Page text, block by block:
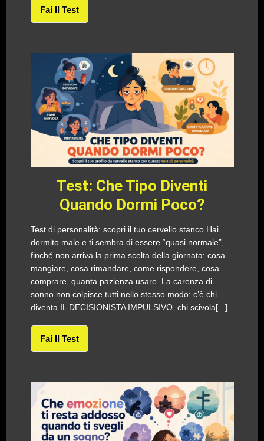
Fai Il Test
Test: Che Tipo Diventi
Quando Dormi Poco?
Test di personalità: scopri il tuo cervello stanco Hai
dormito male e ti sembra di essere “quasi normale”,
finché non arriva la prima scelta della giornata: cosa
mangiare, cosa rimandare, come rispondere, cosa
comprare, quanta pazienza usare. La carenza di
sonno non colpisce tutti nello stesso modo: c’è chi
diventa IL DECISIONISTA IMPULSIVO, chi scivola[...]
Fai Il Test